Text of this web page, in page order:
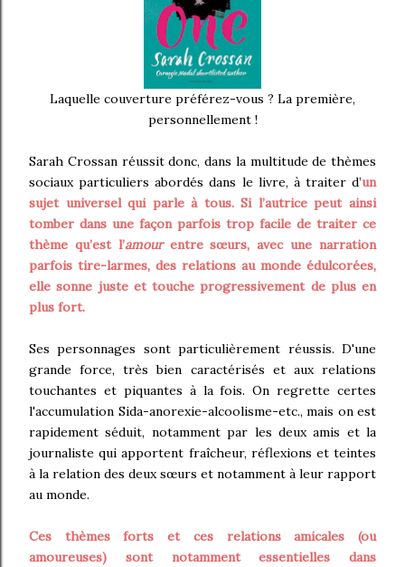
Laquelle couverture préférez-vous ? La première,
personnellement !
Sarah Crossan réussit donc, dans la multitude de thèmes
sociaux particuliers abordés dans le livre, à traiter d’un
sujet universel qui parle à tous. Si l’autrice peut ainsi
tomber dans une façon parfois trop facile de traiter ce
thème qu’est l’amourentre sœurs, avec une narration
parfois tire-larmes, des relations au monde édulcorées,
elle sonne juste et touche progressivement de plus en
plus fort.
Ses personnages sont particulièrement réussis. D'une
grande force, très bien caractérisés et aux relations
touchantes et piquantes à la fois. On regrette certes
l'accumulation Sida-anorexie-alcoolisme-etc., mais on est
rapidement séduit, notamment par les deux amis et la
journaliste qui apportent fraîcheur, réflexions et teintes
à la relation des deux sœurs et notamment à leur rapport
au monde.
Ces thèmes forts et ces relations amicales (ou
amoureuses) sont notamment essentielles dans